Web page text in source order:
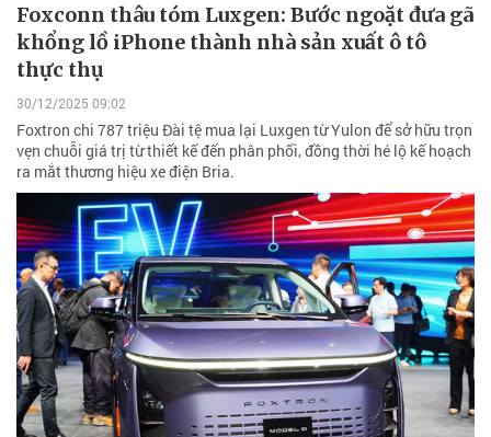
Foxconn thâu tóm Luxgen: Bước ngoặt đưa gã
khổng lồ iPhone thành nhà sản xuất ô tô
thực thụ
30/12/2025 09:02
Foxtron chi 787 triệu Đài tệ mua lại Luxgen từ Yulon để sở hữu trọn
vẹn chuỗi giá trị từ thiết kế đến phân phối, đồng thời hé lộ kế hoạch
ra mắt thương hiệu xe điện Bria.